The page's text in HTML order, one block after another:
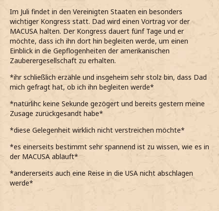
Im Juli findet in den Vereinigten Staaten ein besonders
wichtiger Kongress statt. Dad wird einen Vortrag vor der
MACUSA halten. Der Kongress dauert fünf Tage und er
möchte, dass ich ihn dort hin begleiten werde, um einen
Einblick in die Gepflogenheiten der amerikanischen
Zauberergesellschaft zu erhalten.
*ihr schließlich erzähle und insgeheim sehr stolz bin, dass Dad
mich gefragt hat, ob ich ihn begleiten werde*
*natürlihc keine Sekunde gezögert und bereits gestern meine
Zusage zurückgesandt habe*
*diese Gelegenheit wirklich nicht verstreichen möchte*
*es einerseits bestimmt sehr spannend ist zu wissen, wie es in
der MACUSA abläuft*
*andererseits auch eine Reise in die USA nicht abschlagen
werde*